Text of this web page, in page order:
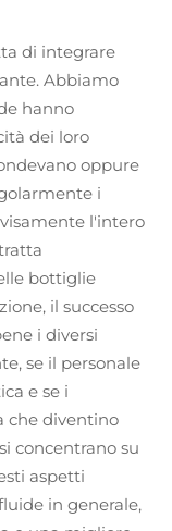
di integrare
Abbiamo
hanno
dei loro
oppure
i
l'intero
bottiglie
il successo
i diversi
se il personale
e se i
che diventino
concentrano su
aspetti
in generale,